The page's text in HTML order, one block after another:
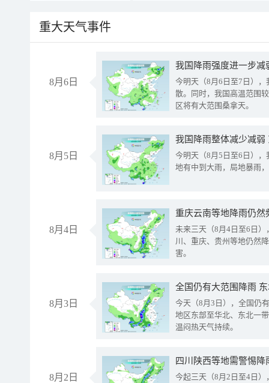
重大天气事件
8月6日
今明天（8月6日至7日）
散。同时，我国高温范围
区将有大范围桑拿天。
8月5日
我国降雨整体减少减弱
今明天（8月5日至6日）
地有中到大雨，局地暴雨
8月4日
重庆云南等地降雨仍然
未来三天（8月4日至6日
川、重庆、贵州等地仍然
害。
8月3日
全国仍有大范围降雨
今天（8月3日），全国仍
地区东部至华北、东北一
温闷热天气持续。
8月2日
今起三天（8月2日至4日